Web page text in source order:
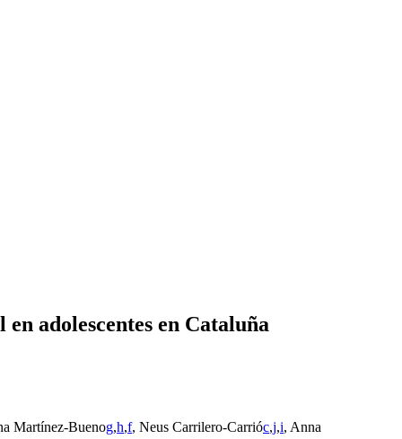
adolescentes en Cataluña
Martínez-Buenog,h,f, Neus Carrilero-Carrióc,j,i, Anna